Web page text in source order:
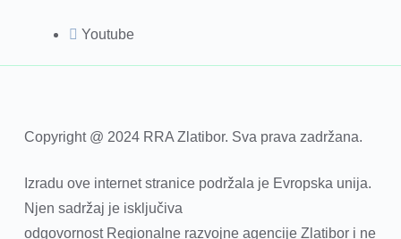
Youtube
Copyright @ 2024 RRA Zlatibor. Sva prava zadržana.
Izradu ove internet stranice podržala je Evropska unija.
Njen sadržaj je isključiva
odgovornost Regionalne razvojne agencije Zlatibor i ne